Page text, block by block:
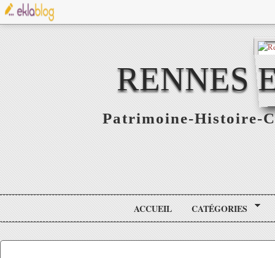
RENNES
Patrimoine-Histoire-
ACCUEIL CATÉGORIES